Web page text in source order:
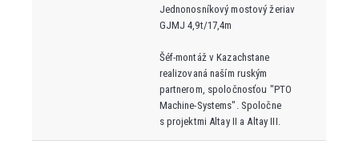
Jednonosníkový mostový žeriav
GJMJ 4,9t/17,4m
Šéf-montáž v Kazachstane
realizovaná naším ruským
partnerom, spoločnosťou "PTO
Machine-Systems". Spoločne
s projektmi Altay II a Altay III.